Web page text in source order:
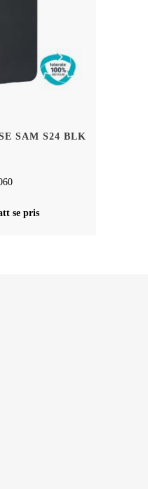
SAM S24 BLK
se pris